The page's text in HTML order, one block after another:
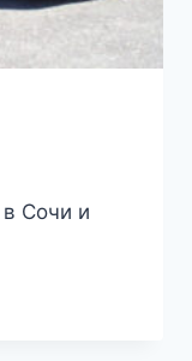
Сочи и